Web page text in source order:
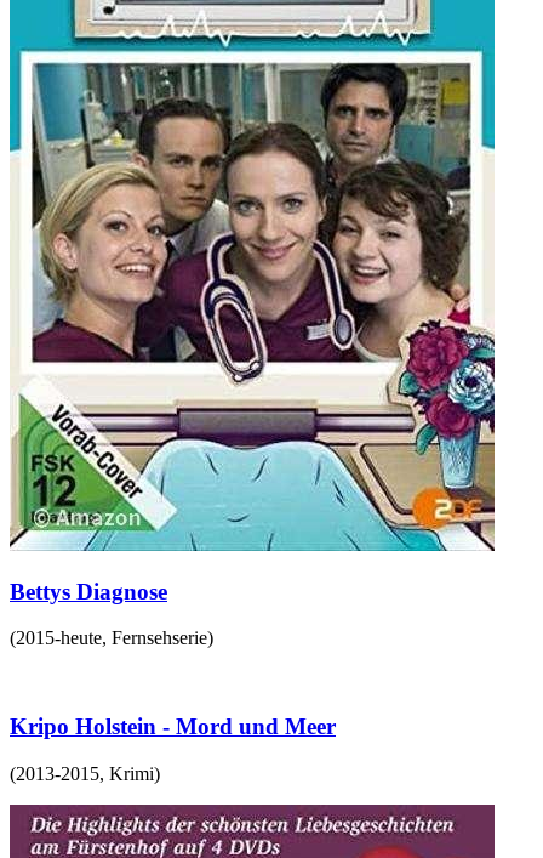
Bettys Diagnose
(2015-heute, Fernsehserie)
Kripo Holstein - Mord und Meer
(2013-2015, Krimi)